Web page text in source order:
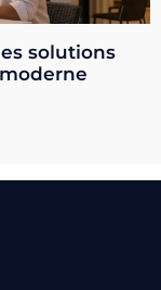
solutions